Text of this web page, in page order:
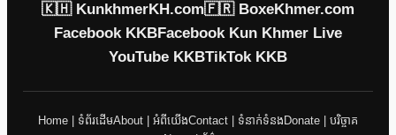
🇰🇭 KunkhmerKH.com🇫🇷 BoxeKhmer.com
Facebook KKBFacebook Kun Khmer Live
YouTube KKBTikTok KKB
Home | ទំព័រដើមAbout | អំពីយើងContact | ទំនាក់ទំនង Donate | បរិច្ចាគ